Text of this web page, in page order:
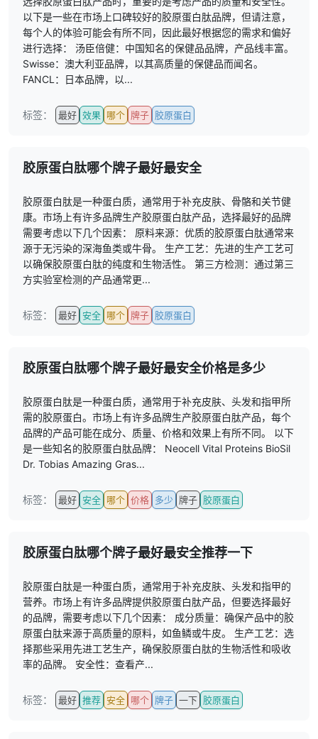
以下是一些在市场上口碑较好的胶原蛋白肽品牌，但请注意，
每个人的体验可能会有所不同，因此最好根据您的需求和偏好
进行选择： 汤臣倍健：中国知名的保健品品牌，产品线丰富。
Swisse：澳大利亚品牌，以其高质量的保健品而闻名。
FANCL：日本品牌，以...
标签： 最好 效果 哪个 牌子 胶原蛋白
胶原蛋白肽哪个牌子最好最安全
胶原蛋白肽是一种蛋白质，通常用于补充皮肤、骨骼和关节健
康。市场上有许多品牌生产胶原蛋白肽产品，选择最好的品牌
需要考虑以下几个因素： 原料来源：优质的胶原蛋白肽通常来
源于无污染的深海鱼类或牛骨。 生产工艺：先进的生产工艺可
以确保胶原蛋白肽的纯度和生物活性。 第三方检测：通过第三
方实验室检测的产品通常更...
标签： 最好 安全 哪个 牌子 胶原蛋白
胶原蛋白肽哪个牌子最好最安全价格是多少
胶原蛋白肽是一种蛋白质，通常用于补充皮肤、头发和指甲所
需的胶原蛋白。市场上有许多品牌生产胶原蛋白肽产品，每个
品牌的产品可能在成分、质量、价格和效果上有所不同。 以下
是一些知名的胶原蛋白肽品牌： Neocell Vital Proteins BioSil
Dr. Tobias Amazing Gras...
标签： 最好 安全 哪个 价格 多少 牌子 胶原蛋白
胶原蛋白肽哪个牌子最好最安全推荐一下
胶原蛋白肽是一种蛋白质，通常用于补充皮肤、头发和指甲的
营养。市场上有许多品牌提供胶原蛋白肽产品，但要选择最好
的品牌，需要考虑以下几个因素： 成分质量：确保产品中的胶
原蛋白肽来源于高质量的原料，如鱼鳞或牛皮。 生产工艺：选
择那些采用先进工艺生产，确保胶原蛋白肽的生物活性和吸收
率的品牌。 安全性：查看产...
标签： 最好 推荐 安全 哪个 牌子 一下 胶原蛋白